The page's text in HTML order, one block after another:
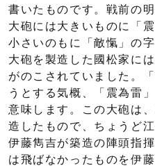
書いたものです。戦前の
大砲には大きいものに「
小さいのもに「敵愾」の
大砲を製造した國松家に
がのこされていました。
うとする気概、「震為雷
意味します。この大砲は
造したもので、ちょうど
伊藤雋吉が築造の陣頭指
は飛ばなかったものを伊